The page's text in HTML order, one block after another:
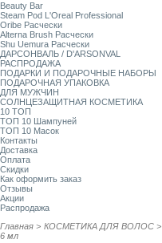
Beauty Bar
Steam Pod L'Oreal Professional
Oribe Расчески
Alterna Brush Расчески
Shu Uemura Расчески
ДАРСОНВАЛЬ / D'ARSONVAL
РАСПРОДАЖА
ПОДАРКИ И ПОДАРОЧНЫЕ НАБОРЫ
ПОДАРОЧНАЯ УПАКОВКА
ДЛЯ МУЖЧИН
СОЛНЦЕЗАЩИТНАЯ КОСМЕТИКА
10 ТОП
ТОП 10 Шампуней
ТОП 10 Масок
Контакты
Доставка
Оплата
Скидки
Как оформить заказ
Отзывы
Акции
Распродажа
Главная > КОСМЕТИКА ДЛЯ ВОЛОС >
6 мл